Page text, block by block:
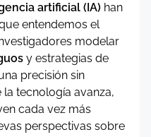
artificial (IA) han
entendemos el
modelar
y estrategias de
precisión sin
tecnología avanza,
cada vez más
perspectivas sobre